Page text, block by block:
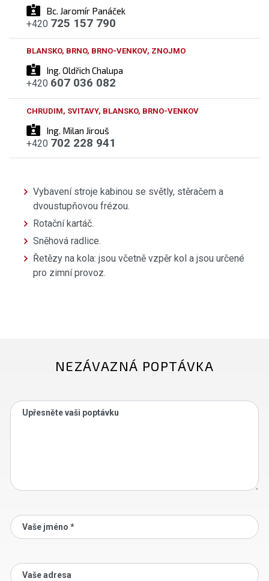
Bc. Jaromír Panáček
+420 725 157 790
Ing. Oldřich Chalupa
BLANSKO, BRNO, BRNO-VENKOV, ZNOJMO
+420 607 036 082
Ing. Milan Jirouš
CHRUDIM, SVITAVY, BLANSKO, BRNO-VENKOV
+420 702 228 941
Vybavení stroje kabinou se světly, stěračem a
dvoustupňovou frézou.
Rotační kartáč.
Sněhová radlice.
Řetězy na kola: jsou včetně vzpěr kol a jsou určené
pro zimní provoz.
NEZÁVAZNÁ POPTÁVKA
Upřesněte vaši poptávku
Vaše jméno *
Vaše adresa